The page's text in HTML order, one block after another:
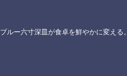
ルー六寸深皿が食卓を鮮やかに変える。